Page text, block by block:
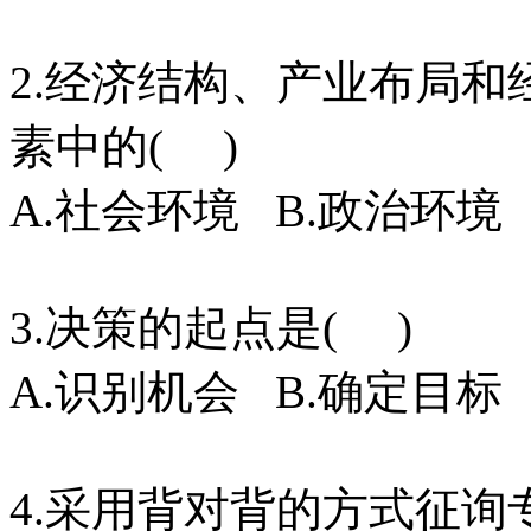
2.经济结构、产业布局
素中的( )
A.社会环境 B.政治环
3.决策的起点是( )
A.识别机会 B.确定目
4.采用背对背的方式征询